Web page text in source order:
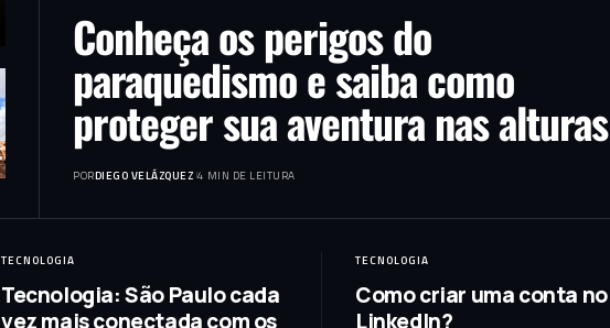
Conheça os perigos do
paraquedismo e saiba como
proteger sua aventura nas alturas
PORDIEGO VELÁZQUEZ 4 MIN DE LEITURA
TECNOLOGIA
Tecnologia: São Paulo cada
vez mais conectada com os
TECNOLOGIA
Como criar uma conta no
LinkedIn?